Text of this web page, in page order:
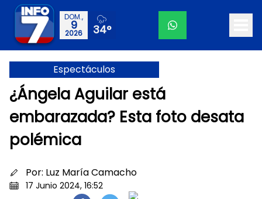
DOM.,
9
2026 34°
Espectáculos
¿Ángela Aguilar está
embarazada? Esta foto desata
polémica
Por: Luz María Camacho
17 Junio 2024, 16:52